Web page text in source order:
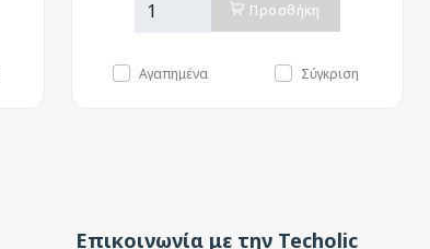
Προσθήκη
Αγαπημένα Σύγκριση
Επικοινωνία με την Techolic